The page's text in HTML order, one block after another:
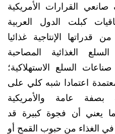
القرارات الأمريكية
كبلت الدول العربية
قدراتها الإنتاجية غذائيا
الغذائية المصاحبة
السلع الاستهلاكية؛
اعتمادا شبه كلي على
بصفة عامة والأمريكية
ما يعني أن فجوة كبيرة قد
الغذاء من حبوب القمح أو